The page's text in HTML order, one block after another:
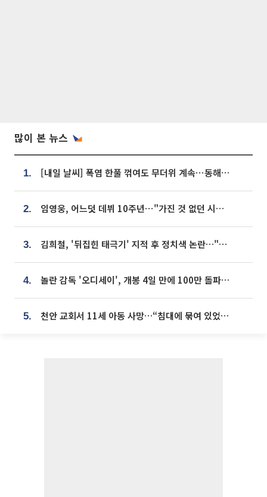
많이 본 뉴스
1. [내일 날씨] 폭염 한풀 꺾여도 무더위 계속⋯동해안 이틀 연속 비
2. 임영웅, 어느덧 데뷔 10주년⋯"가진 것 없던 시절, 내 앞엔 20명의 팬뿐"
3. 김희철, '뒤집힌 태극기' 지적 후 정치색 논란…"좌우 떠나 우리나라 국기"
4. 놀란 감독 '오디세이', 개봉 4일 만에 100만 돌파⋯'왕사남' 보다 빠르다
5. 천안 교회서 11세 아동 사망…“침대에 묶여 있었다” 진술 확보